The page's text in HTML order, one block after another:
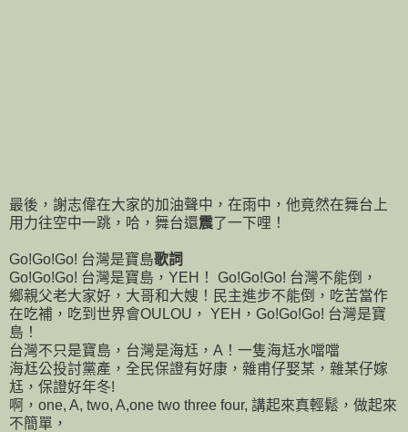
最後，謝志偉在大家的加油聲中，在雨中，他竟然在舞台上
用力往空中一跳，哈，舞台還震了一下哩！
Go!Go!Go! 台灣是寶島歌詞
Go!Go!Go! 台灣是寶島，YEH！ Go!Go!Go! 台灣不能倒，
鄉親父老大家好，大哥和大嫂！民主進步不能倒，吃苦當作
在吃補，吃到世界會OULOU， YEH，Go!Go!Go! 台灣是寶
島！
台灣不只是寶島，台灣是海尪，A！一隻海尪水噹噹
海尪公投討黨產，全民保證有好康，雜甫仔娶某，雜某仔嫁
尪，保證好年冬!
啊，one, A, two, A,one two three four, 講起來真輕鬆，做起來
不簡單，